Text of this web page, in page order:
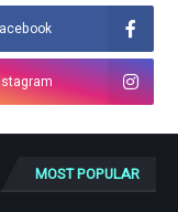
MOST POPULAR